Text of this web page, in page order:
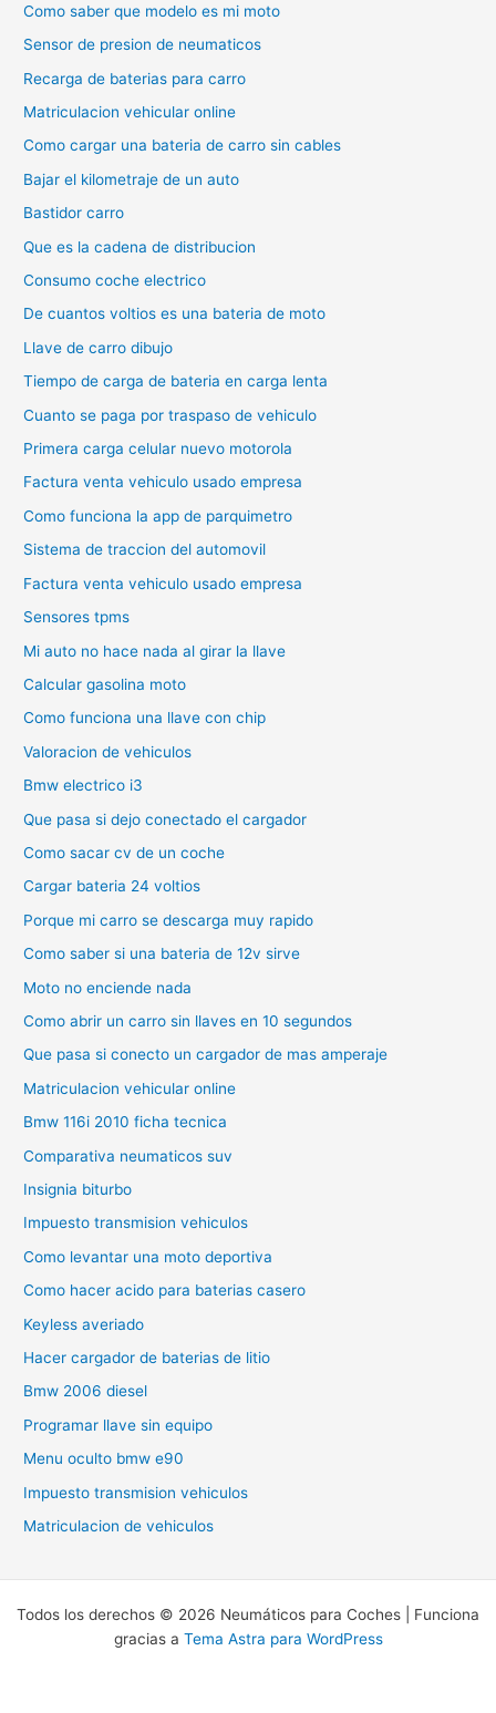
Como saber que modelo es mi moto
Sensor de presion de neumaticos
Recarga de baterias para carro
Matriculacion vehicular online
Como cargar una bateria de carro sin cables
Bajar el kilometraje de un auto
Bastidor carro
Que es la cadena de distribucion
Consumo coche electrico
De cuantos voltios es una bateria de moto
Llave de carro dibujo
Tiempo de carga de bateria en carga lenta
Cuanto se paga por traspaso de vehiculo
Primera carga celular nuevo motorola
Factura venta vehiculo usado empresa
Como funciona la app de parquimetro
Sistema de traccion del automovil
Factura venta vehiculo usado empresa
Sensores tpms
Mi auto no hace nada al girar la llave
Calcular gasolina moto
Como funciona una llave con chip
Valoracion de vehiculos
Bmw electrico i3
Que pasa si dejo conectado el cargador
Como sacar cv de un coche
Cargar bateria 24 voltios
Porque mi carro se descarga muy rapido
Como saber si una bateria de 12v sirve
Moto no enciende nada
Como abrir un carro sin llaves en 10 segundos
Que pasa si conecto un cargador de mas amperaje
Matriculacion vehicular online
Bmw 116i 2010 ficha tecnica
Comparativa neumaticos suv
Insignia biturbo
Impuesto transmision vehiculos
Como levantar una moto deportiva
Como hacer acido para baterias casero
Keyless averiado
Hacer cargador de baterias de litio
Bmw 2006 diesel
Programar llave sin equipo
Menu oculto bmw e90
Impuesto transmision vehiculos
Matriculacion de vehiculos
Todos los derechos © 2026 Neumáticos para Coches | Funciona
gracias a Tema Astra para WordPress